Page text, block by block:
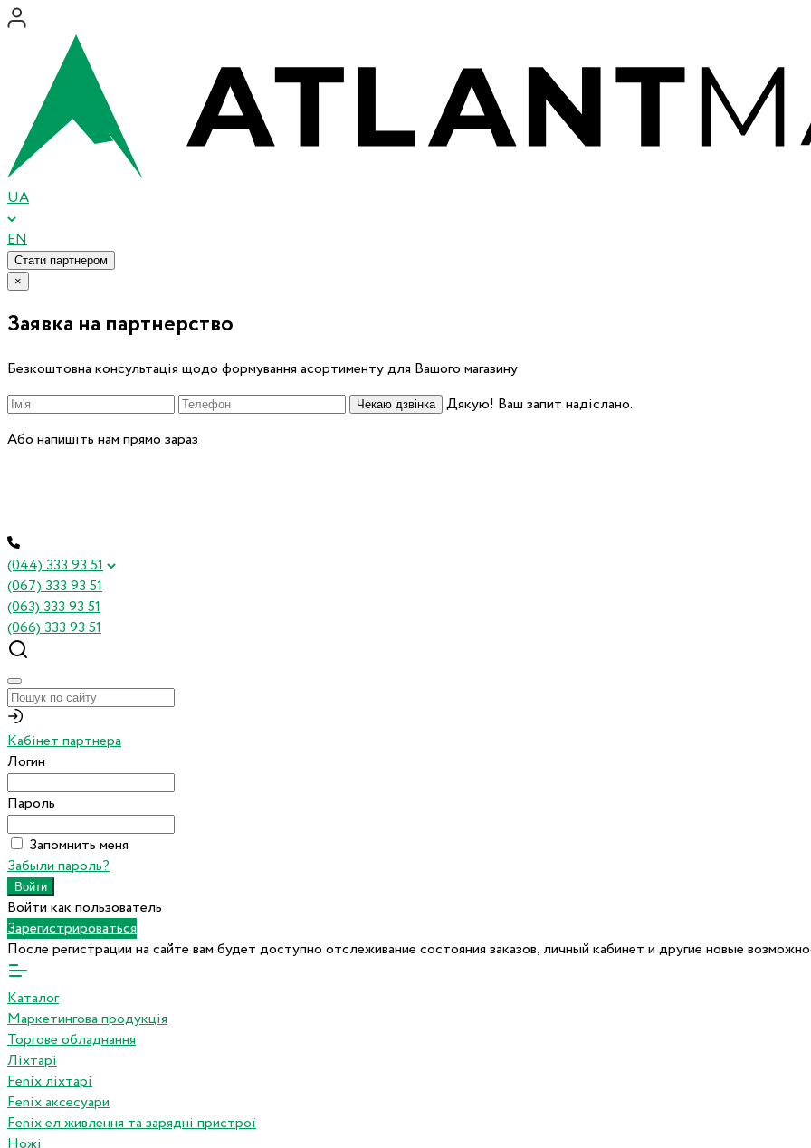
UA
EN
Стати партнером
×
Заявка на партнерство
Безкоштовна консультація щодо формування асортименту для Вашого магазину
Чекаю дзвінка
Дякую! Ваш запит надіслано.
Або напишіть нам прямо зараз
(044) 333 93 51
(067) 333 93 51
(063) 333 93 51
(066) 333 93 51
Кабінет партнера
Логин
Пароль
Запомнить меня
Забыли пароль?
Войти как пользователь
Зарегистрироваться
После регистрации на сайте вам будет доступно отслеживание состояния заказов, личный кабинет и другие новые
Каталог
Маркетингова продукція
Торгове обладнання
Ліхтарі
Fenix ліхтарі
Fenix аксесуари
Fenix ел живлення та зарядні пристрої